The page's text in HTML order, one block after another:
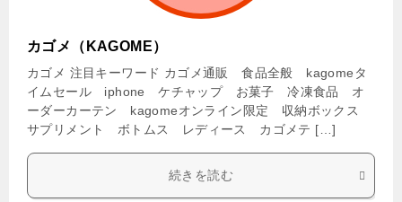
カゴメ（KAGOME）
カゴメ 注目キーワード カゴメ通販 食品全般 kagomeタ
イムセール iphone ケチャップ お菓子 冷凍食品 オ
ーダーカーテン kagomeオンライン限定 収納ボックス
サプリメント ボトムス レディース カゴメテ […]
続きを読む